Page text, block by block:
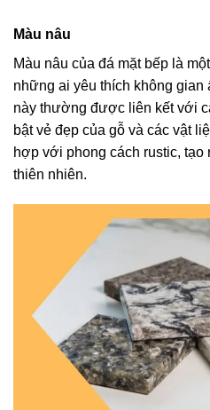
Màu nâu
Màu nâu của đá mặt bếp là
những ai yêu thích không gian
này thường được liên kết với
bật vẻ đẹp của gỗ và các vật
hợp với phong cách rustic, tạo
thiên nhiên.